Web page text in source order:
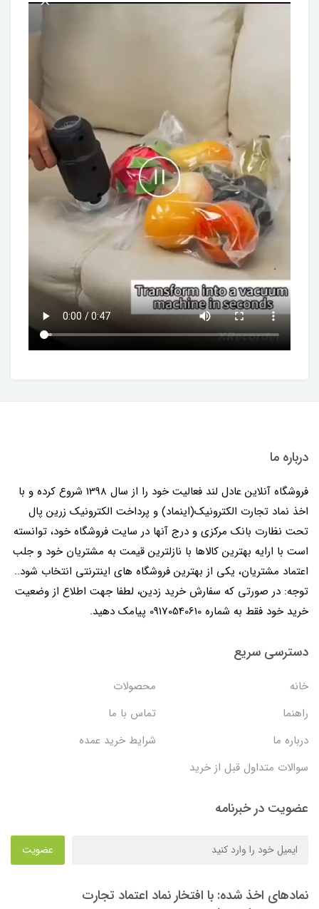
درباره ما
فروشگاه آنلاین عادل لند فعالیت خود را از سال 1398 شروع کرده و با
اخذ نماد تجارت الکترونیک(اینماد) و پرداخت الکترونیک زرین پال
تحت نظارت بانک مرکزی و درج آنها در سایت فروشگاه خود، توانسته
است با ارایه بهترین کالاها با نازلترین قیمت به مشتریان خود و جلب
اعتماد مشتریان، یکی از بهترین فروشگاه های اینترنتی انتخاب شود..
توجه: در صورتی که سفارش خرید زدین، لطفا جهت اطلاع از وضعیت
خرید خود فقط به شماره 09170540610 پیامک دهید.
دسترسی سریع
خانه
محصولات
راهنما
تماس با ما
درباره ما
شرایط خرید عمده
سوالات متداول قبل از خرید
عضویت در خبرنامه
عضویت
نمادهای اخذ شده: با افتخار نماد اعتماد تجارت